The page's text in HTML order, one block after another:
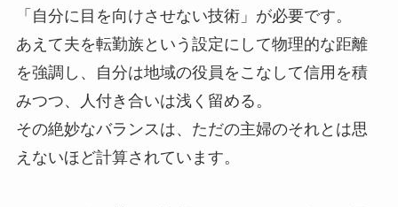
「自分に目を向けさせない技術」が必要です。
あえて夫を転勤族という設定にして物理的な距離
を強調し、自分は地域の役員をこなして信用を積
みつつ、人付き合いは浅く留める。
その絶妙なバランスは、ただの主婦のそれとは思
えないほど計算されています。